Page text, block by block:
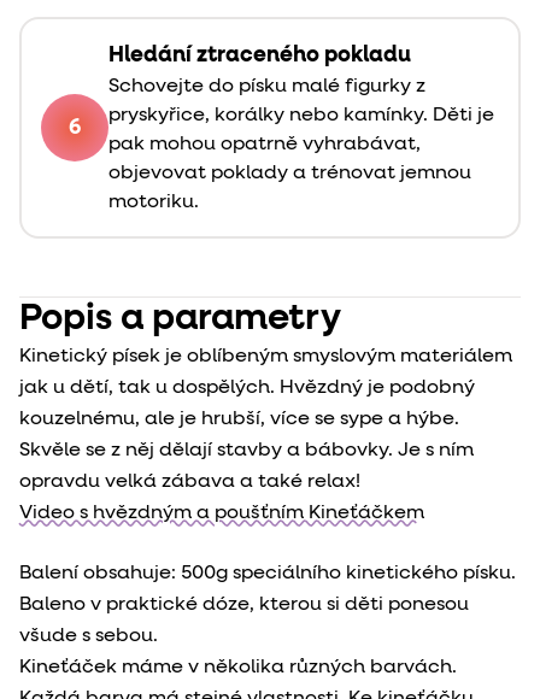
6
Hledání ztraceného pokladu
Schovejte do písku malé figurky z
pryskyřice, korálky nebo kamínky. Děti je
pak mohou opatrně vyhrabávat,
objevovat poklady a trénovat jemnou
motoriku.
Popis a parametry
Kinetický písek je oblíbeným smyslovým materiálem
jak u dětí, tak u dospělých. Hvězdný je podobný
kouzelnému, ale je hrubší, více se sype a hýbe.
Skvěle se z něj dělají stavby a bábovky. Je s ním
opravdu velká zábava a také relax!
Video s hvězdným a poušťním Kineťáčkem
Balení obsahuje: 500g speciálního kinetického písku.
Baleno v praktické dóze, kterou si děti ponesou
všude s sebou.
Kineťáček máme v několika různých barvách.